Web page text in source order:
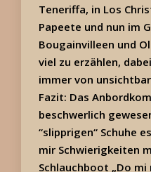
Teneriffa, in Los
Papeete und nun im
Bougainvilleen und
viel zu erzählen,
immer von
Fazit: Das
beschwerlich
“slipprigen“ Schuhe
mir Schwierigkeiten
Schlauchboot „Do